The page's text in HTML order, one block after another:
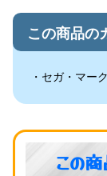
この商品の
セガ・マー
この